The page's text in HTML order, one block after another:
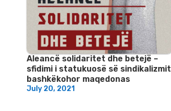
Aleancë solidaritet dhe betejë –
sfidimi i statukuosë së sindikalizmit
bashkëkohor maqedonas
July 20, 2021